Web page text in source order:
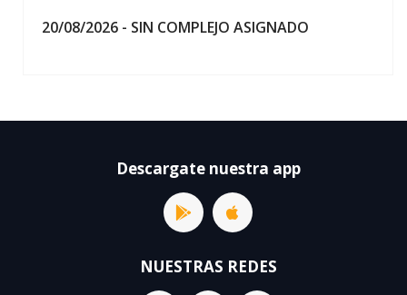
20/08/2026 - SIN COMPLEJO ASIGNADO
Descargate nuestra app
NUESTRAS REDES